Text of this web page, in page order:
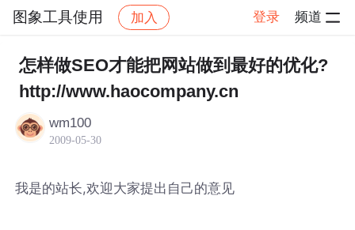
图象工具使用 加入 登录 频道
社区 图象工具使用 帖子详情
怎样做SEO才能把网站做到最好的优化?
http://www.haocompany.cn
wm100
2009-05-30
我是的站长,欢迎大家提出自己的意见